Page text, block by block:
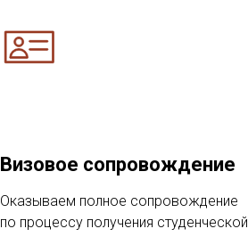
Визовое сопровождение
Оказываем полное сопровождение
по процессу получения студенческой